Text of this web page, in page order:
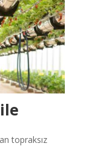
topraksız